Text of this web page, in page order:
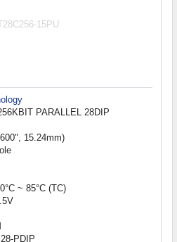
PARALLEL 28DIP
15.24mm)
~ 85°C (TC)
28-PDIP